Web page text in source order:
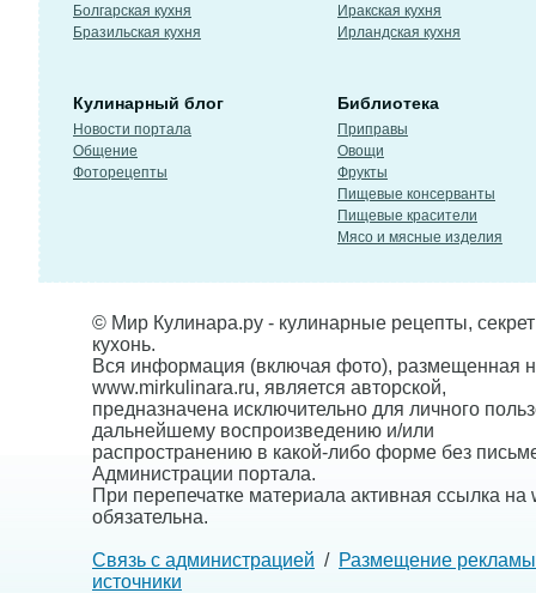
Болгарская кухня
Бразильская кухня
Иракская кухня
Ирландская кухня
Кулинарный блог
Новости портала
Общение
Фоторецепты
Библиотека
Приправы
Овощи
Фрукты
Пищевые консерванты
Пищевые красители
Мясо и мясные изделия
© Мир Кулинара.ру - кулинарные рецепты,
кухонь.
Вся информация (включая фото), размещенная
www.mirkulinara.ru, является авторской,
предназначена исключительно для личного
дальнейшему воспроизведению и/или
распространению в какой-либо форме без
Администрации портала.
При перепечатке материала активная ссылка на
обязательна.
Связь с администрацией / Размещение рекламы
источники